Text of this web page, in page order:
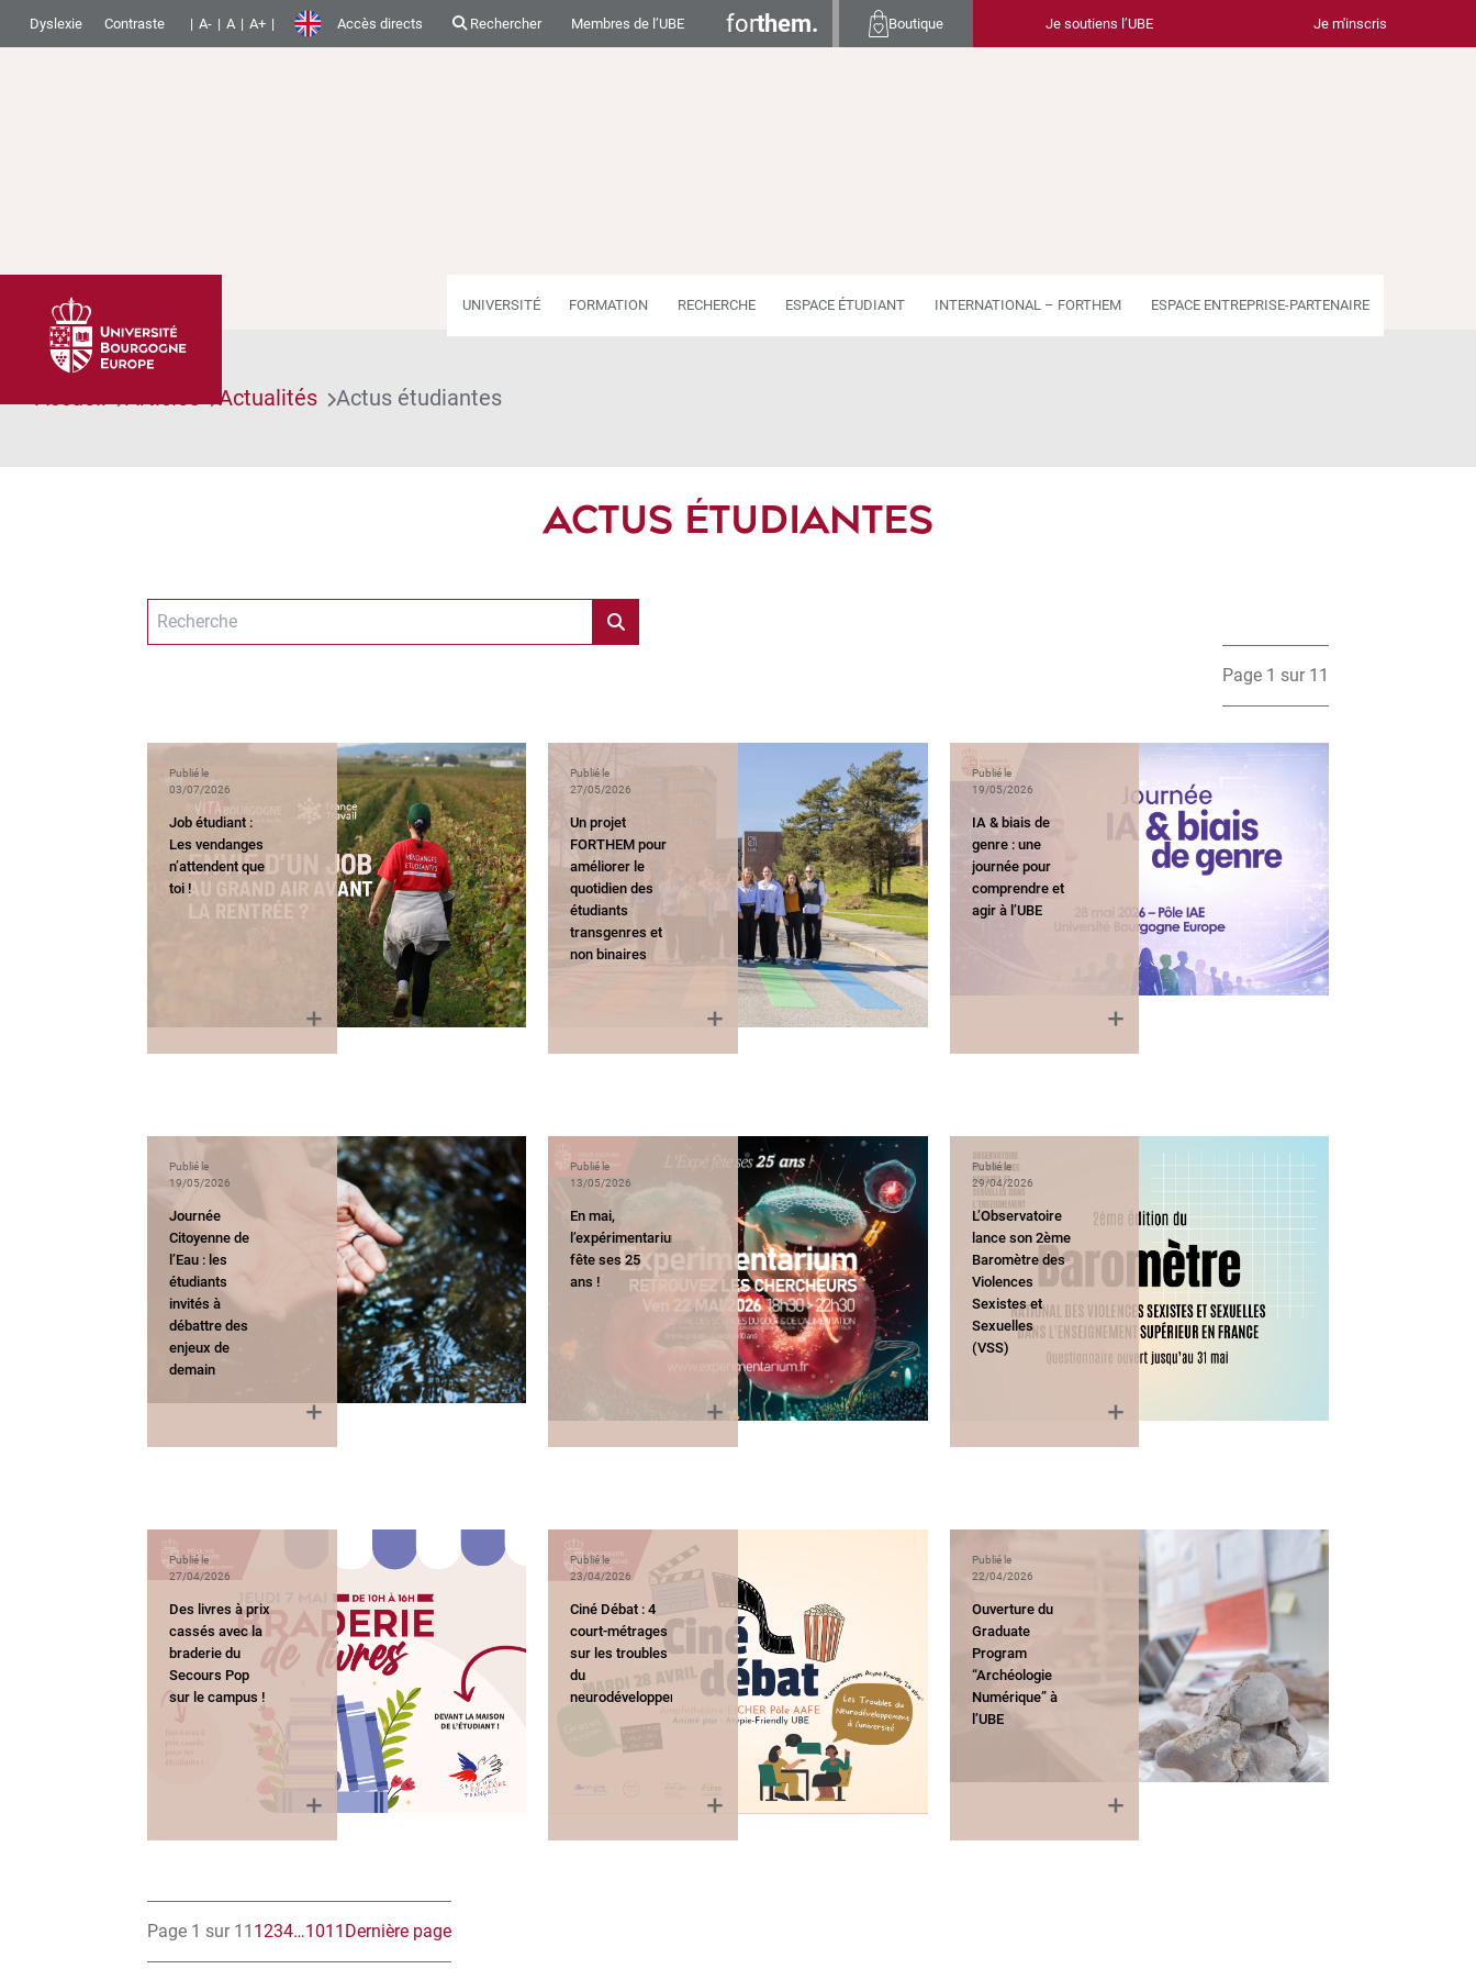
Dyslexie Contraste A- A A+ Accès directs Rechercher Membres de l’UBE forthem. Boutique Je soutiens l’UBE Je m'inscris
UNIVERSITÉ FORMATION RECHERCHE ESPACE ÉTUDIANT INTERNATIONAL – FORTHEM ESPACE ENTREPRISE-PARTENAIRE
Accueil Articles Actualités Actus étudiantes
ACTUS ÉTUDIANTES
Page 1 sur 11
Publié le
03/07/2026
Job étudiant :
Les vendanges
n’attendent que
toi !
Publié le
27/05/2026
Un projet
FORTHEM pour
améliorer le
quotidien des
étudiants
transgenres et
non binaires
Publié le
19/05/2026
IA & biais de
genre : une
journée pour
comprendre et
agir à l’UBE
Publié le
19/05/2026
Journée
Citoyenne de
l’Eau : les
étudiants
invités à
débattre des
enjeux de
demain
Publié le
13/05/2026
En mai,
l’expérimentarium
fête ses 25
ans !
Publié le
29/04/2026
L’Observatoire
lance son 2ème
Baromètre des
Violences
Sexistes et
Sexuelles
(VSS)
Publié le
27/04/2026
Des livres à prix
cassés avec la
braderie du
Secours Pop
sur le campus !
Publié le
23/04/2026
Ciné Débat : 4
court-métrages
sur les troubles
du
neurodéveloppement
Publié le
22/04/2026
Ouverture du
Graduate
Program
“Archéologie
Numérique” à
l’UBE
Page 1 sur 11 1234…1011 Dernière page